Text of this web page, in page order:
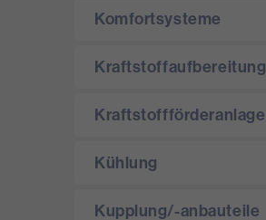
Komfortsysteme
Kraftstoffaufbereitung
Kraftstoffförderanlage
Kühlung
Kupplung/­-anbauteile